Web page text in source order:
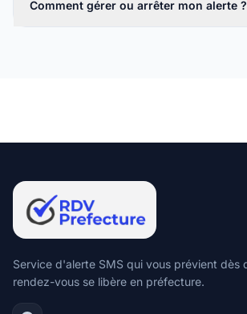
Comment gérer ou arrêter mon alerte ?
Service d'alerte SMS qui vous prévient dès
rendez-vous se libère en préfecture.